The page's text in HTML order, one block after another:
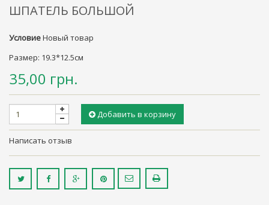
ШПАТЕЛЬ БОЛЬШОЙ
УсловиеНовый товар
Размер: 19.3*12.5см
35,00 грн.
Добавить в корзину
Написать отзыв